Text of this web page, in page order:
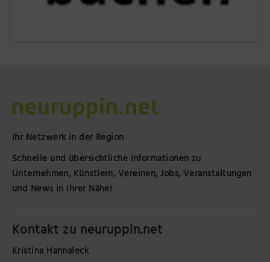
Ihr Netzwerk in der Region
Schnelle und übersichtliche Informationen zu
Unternehmen, Künstlern, Vereinen, Jobs, Veranstaltungen
und News in Ihrer Nähe!
Kontakt zu neuruppin.net
Kristina Hannaleck